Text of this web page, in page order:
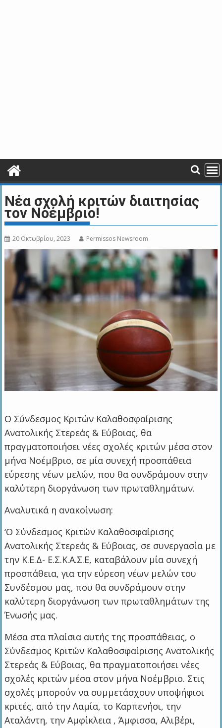
Νέα σχολή κριτών διαιτησίας
τον Νοέμβριο!
20 Οκτωβρίου, 2023 Permissos Newsroom
Ο Σύνδεσμος Κριτών Καλαθοσφαίρισης
Ανατολικής Στερεάς & Εύβοιας, θα
πραγματοποιήσει νέες σχολές κριτών μέσα στον
μήνα Νοέμβριο, σε μία συνεχή προσπάθεια
εύρεσης νέων μελών, που θα συνδράμουν στην
καλύτερη διοργάνωση των πρωταθλημάτων.
Αναλυτικά η ανακοίνωση:
‘Ο Σύνδεσμος Κριτών Καλαθοσφαίρισης
Ανατολικής Στερεάς & Εύβοιας, σε συνεργασία με
την Κ.Ε.Δ- Ε.Σ.Κ.Α.Σ.Ε, καταβάλουν μία συνεχή
προσπάθεια, για την εύρεση νέων μελών του
Συνδέσμου μας, που θα συνδράμουν στην
καλύτερη διοργάνωση των πρωταθλημάτων της
Ένωσής μας.
Μέσα στα πλαίσια αυτής της προσπάθειας, ο
Σύνδεσμος Κριτών Καλαθοσφαίρισης Ανατολικής
Στερεάς & Εύβοιας, θα πραγματοποιήσει νέες
σχολές κριτών μέσα στον μήνα Νοέμβριο. Στις
σχολές μπορούν να συμμετάσχουν υποψήφιοι
κριτές, από την Λαμία, το Καρπενήσι, την
Αταλάντη, την Αμφίκλεια , Άμφισσα, Αλιβέρι,